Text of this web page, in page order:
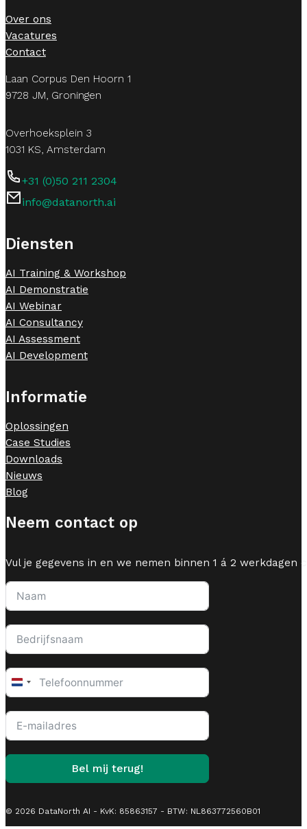
Over ons
Vacatures
Contact
Laan Corpus Den Hoorn 1
9728 JM, Groningen
Overhoeksplein 3
1031 KS, Amsterdam
+31 (0)50 211 2304
info@datanorth.ai
Diensten
AI Training & Workshop
AI Demonstratie
AI Webinar
AI Consultancy
AI Assessment
AI Development
Informatie
Oplossingen
Case Studies
Downloads
Nieuws
Blog
Neem contact op
Vul je gegevens in en we nemen binnen 1 á 2 werkdagen
Netherlands
Bel mij terug!
© 2026 DataNorth AI - KvK: 85863157 - BTW: NL863772560B01